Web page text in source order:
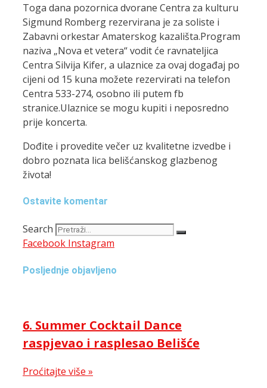
Toga dana pozornica dvorane Centra za kulturu
Sigmund Romberg rezervirana je za soliste i
Zabavni orkestar Amaterskog kazališta.Program
naziva „Nova et vetera“ vodit će ravnateljica
Centra Silvija Kifer, a ulaznice za ovaj događaj po
cijeni od 15 kuna možete rezervirati na telefon
Centra 533-274, osobno ili putem fb
stranice.Ulaznice se mogu kupiti i neposredno
prije koncerta.
Dođite i provedite večer uz kvalitetne izvedbe i
dobro poznata lica belišćanskog glazbenog
života!
Ostavite komentar
Search
Facebook Instagram
Posljednje objavljeno
6. Summer Cocktail Dance
raspjevao i rasplesao Belišće
Proćitajte više »